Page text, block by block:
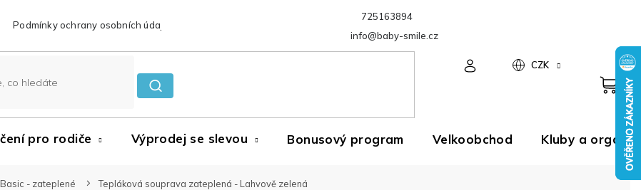
725163894
info@baby-smile.cz
Podmínky ochrany osobních údajů
CZK
pro rodiče Výprodej se slevou Bonusový program Velkoobchod Kluby a
- zateplené Tepláková souprava zateplená - Lahvově zelená